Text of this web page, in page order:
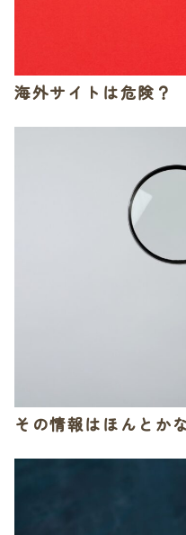
海外サイトは危険？
その情報はほんとか